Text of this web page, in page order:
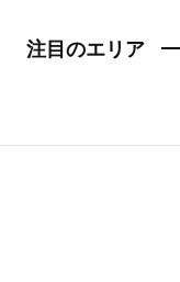
注目のエリア